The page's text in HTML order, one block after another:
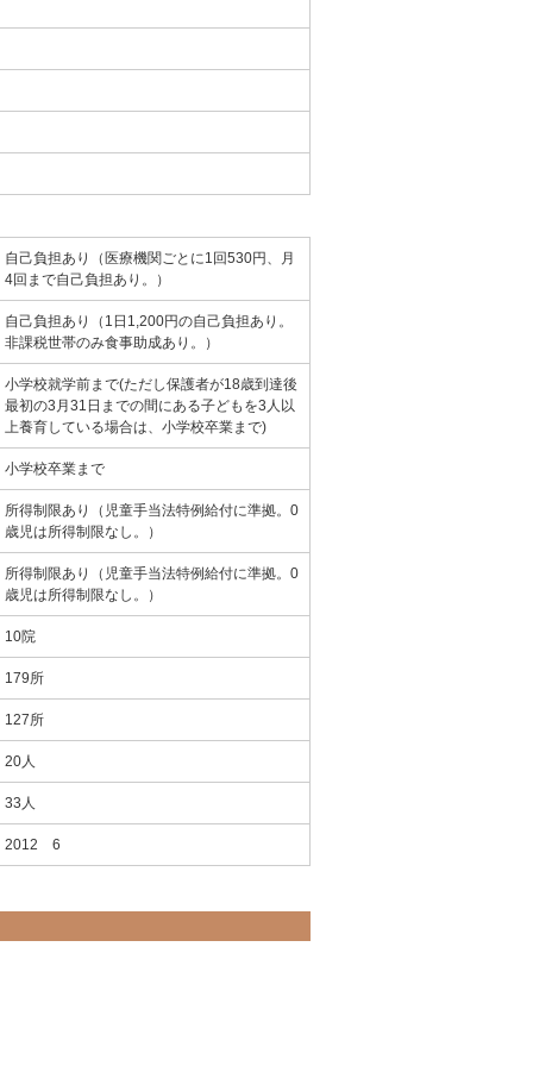
自己負担あり（医療機関ごとに1回530円、月
4回まで自己負担あり。）
自己負担あり（1日1,200円の自己負担あり。
非課税世帯のみ食事助成あり。）
小学校就学前まで(ただし保護者が18歳到達後
最初の3月31日までの間にある子どもを3人以
上養育している場合は、小学校卒業まで)
小学校卒業まで
所得制限あり（児童手当法特例給付に準拠。0
歳児は所得制限なし。）
所得制限あり（児童手当法特例給付に準拠。0
歳児は所得制限なし。）
10院
179所
127所
20人
33人
2012 6